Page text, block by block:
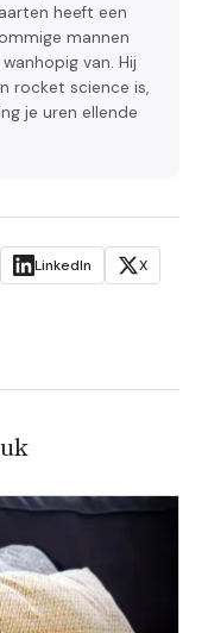
heeft een
mannen
van. Hij
rocket science is,
je uren ellende
LinkedIn
X